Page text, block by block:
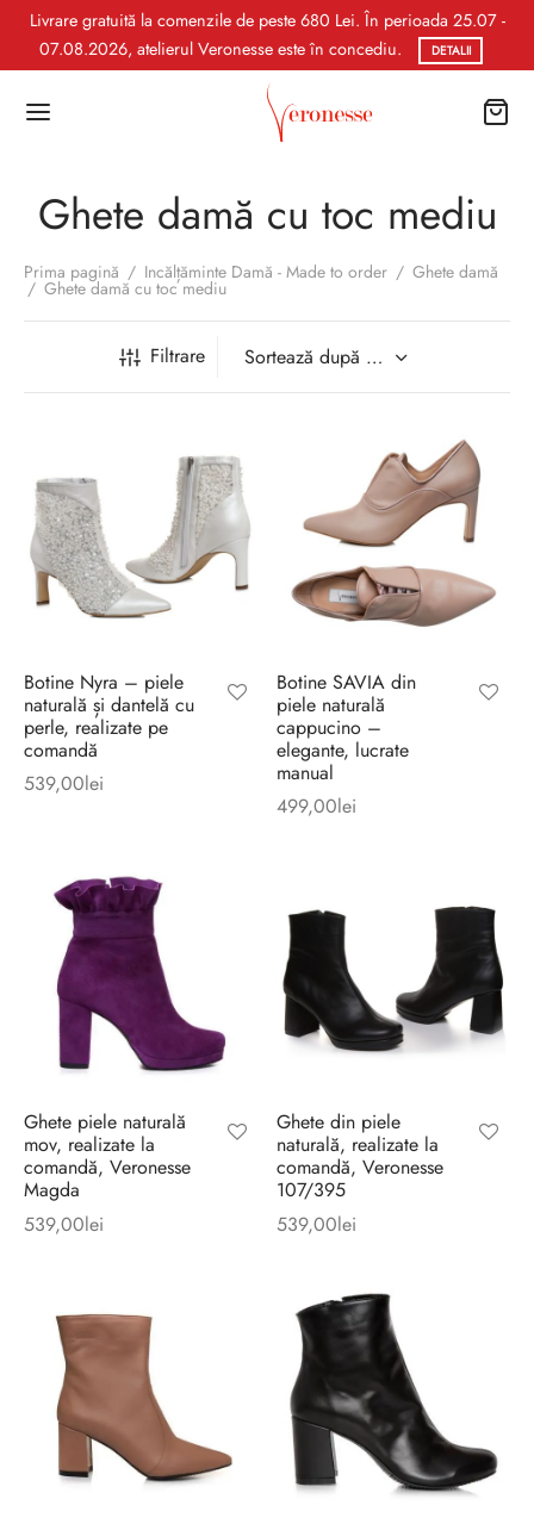
Livrare gratuită la comenzile de peste 680 Lei. În perioada 25.07 -
07.08.2026, atelierul Veronesse este în concediu.
DETALII
Ghete damă cu toc mediu
Prima pagină / Incălțăminte Damă - Made to order / Ghete damă
/ Ghete damă cu toc mediu
Filtrare
Botine Nyra – piele
naturală și dantelă cu
perle, realizate pe
comandă
539,00lei
Botine SAVIA din
piele naturală
cappucino –
elegante, lucrate
manual
499,00lei
Ghete piele naturală
mov, realizate la
comandă, Veronesse
Magda
539,00lei
Ghete din piele
naturală, realizate la
comandă, Veronesse
107/395
539,00lei